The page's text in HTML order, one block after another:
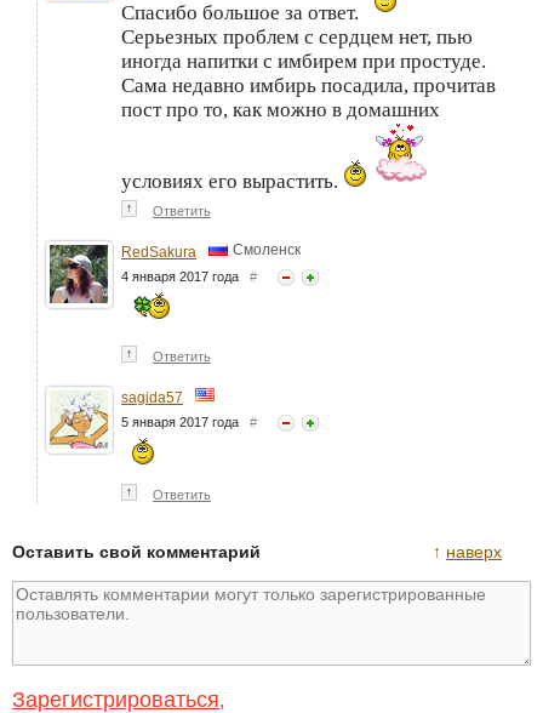
Спасибо большое за ответ.
Серьезных проблем с сердцем нет, пью
иногда напитки с имбирем при простуде.
Сама недавно имбирь посадила, прочитав
пост про то, как можно в домашних
условиях его вырастить.
↑ Ответить
RedSakura Смоленск
4 января 2017 года #
↑ Ответить
sagida57
5 января 2017 года #
↑ Ответить
↑ наверх
Оставить свой комментарий
Зарегистрироваться,